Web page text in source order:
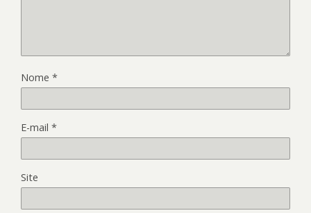
Nome *
E-mail *
Site